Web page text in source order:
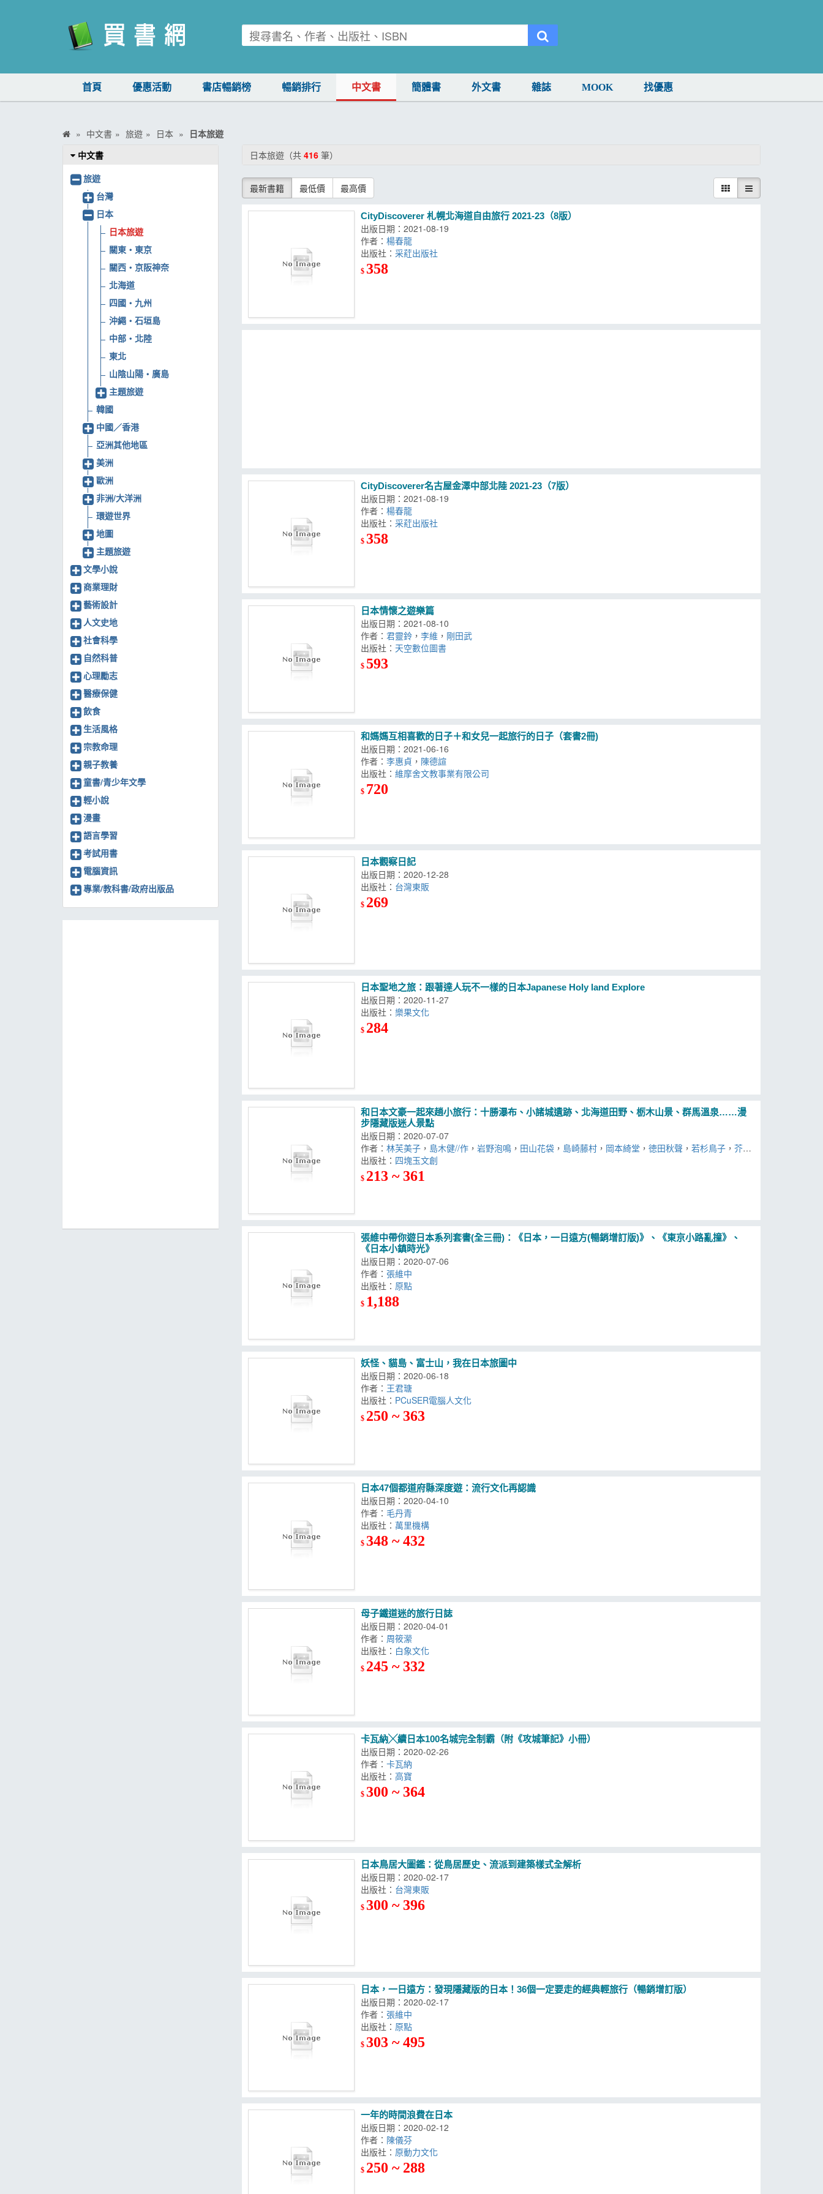
首頁 優惠活動 書店暢銷榜 暢銷排行 中文書 簡體書 外文書 雜誌 MOOK 找優惠
中文書 旅遊 日本
日本旅遊
日本旅遊（共 416筆）
最新書籍 最低價 最高價
CityDiscoverer 札幌北海道自由旅行 2021-23（8版）
出版日期：2021-08-19
作者：楊春龍
出版社：
$ 358
CityDiscoverer名古屋金澤中部北陸 2021-23（7版）
出版日期：2021-08-19
作者：楊春龍
出版社：
$ 358
日本情懷之遊樂篇
出版日期：2021-08-10
作者：君靈鈴 ，李維 ， 剛田武
出版社：
$ 593
和媽媽互相喜歡的日子＋和女兒一起旅行的日子（套書2冊)
出版日期：2021-06-16
作者：李惠貞 ， 陳德諠
出版社：
$ 720
日本觀察日記
出版日期：2020-12-28
出版社： 台灣東販
$ 269
日本聖地之旅：跟著達人玩不一樣的日本Japanese Holy land Explore
出版日期：2020-11-27
出版社：樂果文化
$ 284
和日本文豪一起來趟小旅行：十勝瀑布、小諸城遺跡、北海道田野、栃木山景、群馬溫泉……漫
步隱藏版迷人景點
出版日期：2020-07-07
作者：林芙美子 ， 島木健//作 ，岩野泡鳴 ， 田山花袋 ， 島崎藤村 ， 岡本綺堂 ，徳田秋聲 ，若杉鳥子 ，芥川
龍之介 ， 横光利一，
出版社：
$ 213 ~ 361
張維中帶你遊日本系列套書(全三冊)：《日本，一日遠方(暢銷增訂版)》、《東京小路亂撞》、
《日本小鎮時光》
出版日期：2020-07-06
作者：張維中
出版社：
$ 1,188
妖怪、貓島、富士山，我在日本旅圖中
出版日期：2020-06-18
作者： 王君瑭
出版社：
$ 250 ~ 363
日本47個都道府縣深度遊：流行文化再認識
出版日期：2020-04-10
作者： 毛丹青
出版社：
$ 348 ~ 432
母子鐵道迷的旅行日誌
出版日期：2020-04-01
作者： 周筱瀠
出版社：
$ 245 ~ 332
卡瓦納╳續日本100名城完全制霸（附《攻城筆記》小冊）
出版日期：2020-02-26
作者：卡瓦納
出版社：
$ 300 ~ 364
日本鳥居大圖鑑：從鳥居歷史、流派到建築樣式全解析
出版日期：2020-02-17
出版社：
$ 300 ~ 396
日本，一日遠方：發現隱藏版的日本！36個一定要走的經典輕旅行（暢銷增訂版）
出版日期：2020-02-17
作者：張維中
出版社：
$ 303 ~ 495
一年的時間浪費在日本
出版日期：2020-02-12
作者： 陳儀芬
出版社：
$ 250 ~ 288
中文書
旅遊
台灣
日本
日本旅遊
關東‧東京
關西‧京阪神奈
北海道
四國‧九州
沖繩‧石垣島
中部‧北陸
東北
山陰山陽‧廣島
主題旅遊
韓國
中國／香港
亞洲其他地區
美洲
歐洲
非洲/大洋洲
環遊世界
地圖
主題旅遊
文學小說
商業理財
藝術設計
人文史地
社會科學
自然科普
心理勵志
醫療保健
飲食
生活風格
宗教命理
親子教養
童書/青少年文學
輕小說
漫畫
語言學習
考試用書
電腦資訊
專業/教科書/政府出版品